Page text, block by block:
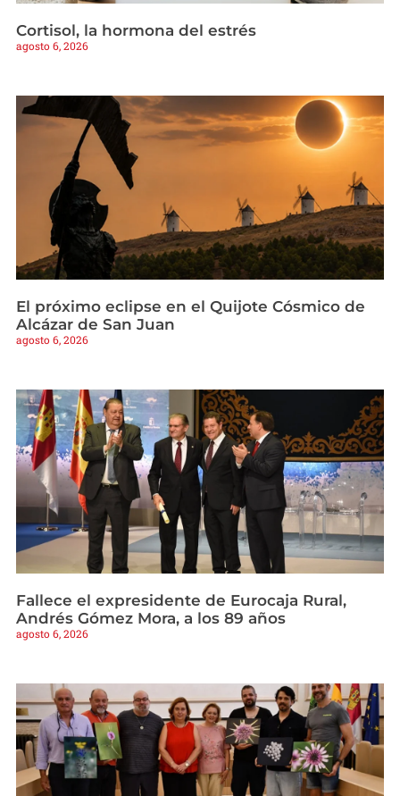
Cortisol, la hormona del estrés
agosto 6, 2026
El próximo eclipse en el Quijote Cósmico de
Alcázar de San Juan
agosto 6, 2026
Fallece el expresidente de Eurocaja Rural,
Andrés Gómez Mora, a los 89 años
agosto 6, 2026